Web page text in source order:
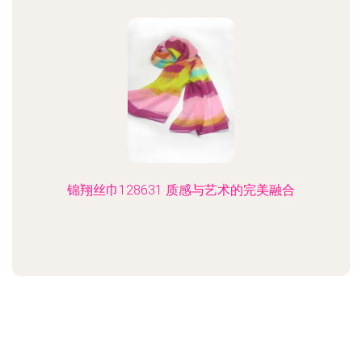
锦翔丝巾128631 质感与艺术的完美融合